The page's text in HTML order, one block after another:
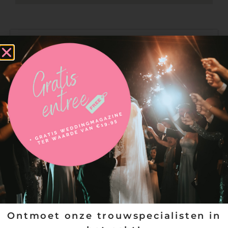
Neem contact op met
Elira by Selsela Bruidsmode
Ontmoet onze trouwspecialisten in